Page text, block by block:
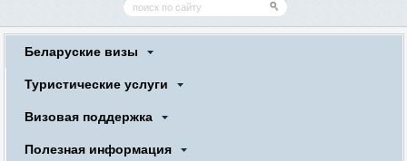
Беларуские визы
Туристические услуги
Визовая поддержка
Полезная информация